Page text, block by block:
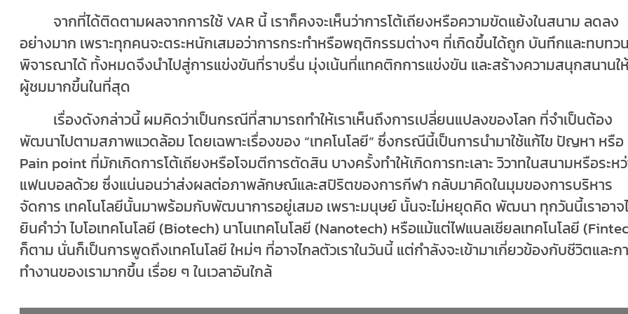
จากที่ได้ติดตามผลจากการใช้VAR นี้ เราก็คงจะเห็นว่าการโต้เถียงหรือความขัดแย้งในสนาม ลดลง
อย่างมาก เพราะทุกคนจะตระหนักเสมอว่าการกระทำหรือพฤติกรรมต่างๆ ที่เกิดขึ้นได้ถูก บันทึกและทบทวน
พิจารณาได้ ทั้งหมดจึงนําไปสู่การแข่งขันที่ราบรื่น มุ่งเน้นที่แทคติกการแข่งขัน และสร้างความสนุกสนานใ
ผู้ชมมากขึ้นในที่สุด
เรื่องดังกล่าวนี้ ผมคิดว่าเป็นกรณีที่สามารถทำให้เราเห็นถึงการเปลี่ยนแปลงของโลก ที่จำเป็นต้อง
พัฒนาไปตามสภาพแวดล้อม โดยเฉพาะเรื่องของ “เทคโนโลยี” ซึ่งกรณีนี้เป็นการนำมาใช้แก้ไข ปัญหา หรือ
Pain point ที่มักเกิดการโต้เถียงหรือโจมตีการตัดสิน บางครั้งทำให้เกิดการทะเลาะ วิวาทในสนามหรือระห
แฟนบอลด้วย ซึ่งแน่นอนว่าส่งผลต่อภาพลักษณ์และสปิริตของการกีฬา กลับมาคิดในมุมของการบริหาร
จัดการ เทคโนโลยีนั้นมาพร้อมกับพัฒนาการอยู่เสมอ เพราะมนุษย์ นั้นจะไม่หยุดคิด พัฒนา ทุกวันนี้เราอาจ
ยินคําว่า ไบโอเทคโนโลยี (Biotech) นาโนเทคโนโลยี (Nanotech) หรือแม้แต่ไฟแนลเชียลเทคโนโลยี (
ก็ตาม นั่นก็เป็นการพูดถึงเทคโนโลยี ใหม่ๆ ที่อาจไกลตัวเราในวันนี้ แต่กําลังจะเข้ามาเกี่ยวข้องกับชีวิตและก
ทำงานของเรามากขึ้น เรื่อย ๆ ในเวลาอันใกล้